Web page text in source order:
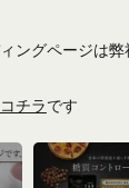
ングページは
コチラです